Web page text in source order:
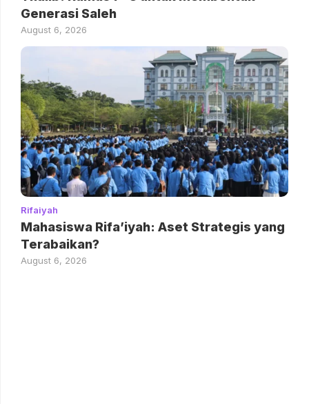
Generasi Saleh
August 6, 2026
Rifaiyah
Mahasiswa Rifa’iyah: Aset Strategis yang
Terabaikan?
August 6, 2026